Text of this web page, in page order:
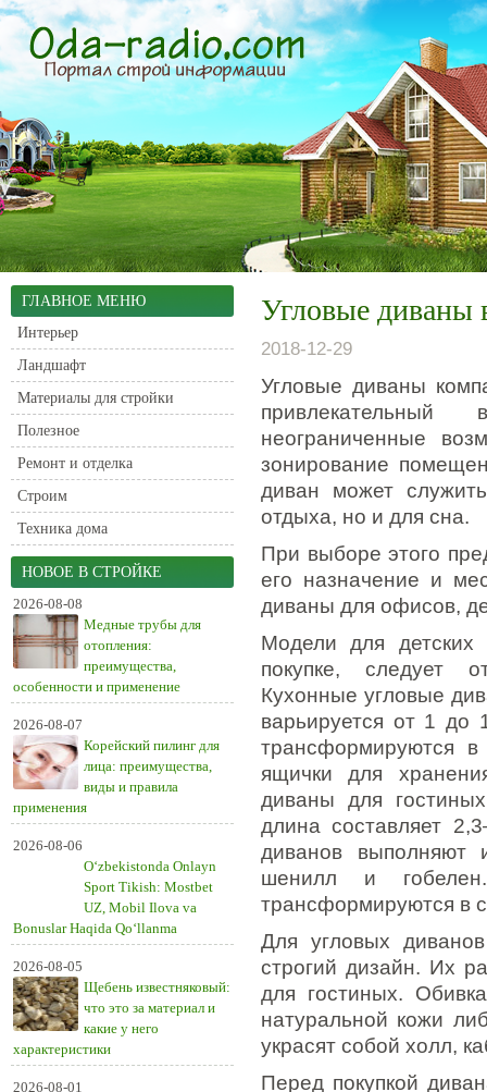
ГЛАВНОЕ МЕНЮ
Интерьер
Ландшафт
Материалы для стройки
Полезное
Ремонт и отделка
Строим
Техника дома
НОВОЕ В СТРОЙКЕ
2026-08-08
Медные трубы для
отопления:
преимущества,
особенности и применение
2026-08-07
Корейский пилинг для
лица: преимущества,
виды и правила
применения
2026-08-06
O‘zbekistonda Onlayn
Sport Tikish: Mostbet
UZ, Mobil Ilova va
Bonuslar Haqida Qo‘llanma
2026-08-05
Щебень известняковый:
что это за материал и
какие у него
характеристики
2026-08-01
Угловые диваны
2018-12-29
Угловые диваны
неограниченные
зонирование
диван может
отдыха, но и для сна.
При выборе этого
его назначение и
диваны для офисов,
Модели для
покупке, следует
Кухонные угловые
варьируется от 1
трансформируются
ящички для
диваны для
длина составляет
диванов выполняют
шенилл и
трансформируются в
Для угловых
строгий дизайн. Их
для гостиных.
натуральной кожи
украсят собой холл,
Перед покупкой